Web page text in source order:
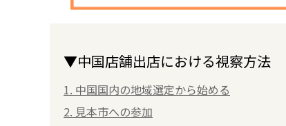
▼中国店舗出店における視察方法
1. 中国国内の地域選定から始める
2. 見本市への参加